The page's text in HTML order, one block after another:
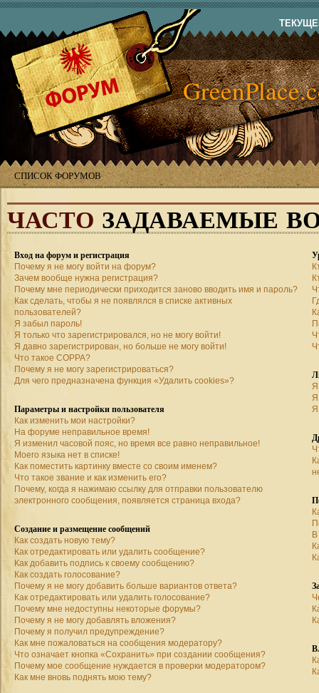
СПИСОК ФОРУМОВ
ЧАСТО ЗАДАВАЕМЫЕ
Вход на форум и регистрация
Почему я не могу войти на форум?
Зачем вообще нужна регистрация?
Почему мне периодически приходится заново вводить имя и пароль?
Как сделать, чтобы я не появлялся в списке активных
пользователей?
Я забыл пароль!
Я только что зарегистрировался, но не могу войти!
Я давно зарегистрирован, но больше не могу войти!
Что такое COPPA?
Почему я не могу зарегистрироваться?
Для чего предназначена функция «Удалить cookies»?
Параметры и настройки пользователя
Как изменить мои настройки?
На форуме неправильное время!
Я изменил часовой пояс, но время все равно неправильное!
Моего языка нет в списке!
Как поместить картинку вместе со своим именем?
Что такое звание и как изменить его?
Почему, когда я нажимаю ссылку для отправки пользователю
электронного сообщения, появляется страница входа?
Создание и размещение сообщений
Как создать новую тему?
Как отредактировать или удалить сообщение?
Как добавить подпись к своему сообщению?
Как создать голосование?
Почему я не могу добавить больше вариантов ответа?
Как отредактировать или удалить голосование?
Почему мне недоступны некоторые форумы?
Почему я не могу добавлять вложения?
Почему я получил предупреждение?
Как мне пожаловаться на сообщения модератору?
Что означает кнопка «Сохранить» при создании сообщения?
Почему мое сообщение нуждается в проверки модератором?
Как мне вновь поднять мою тему?
Я
Я
Я